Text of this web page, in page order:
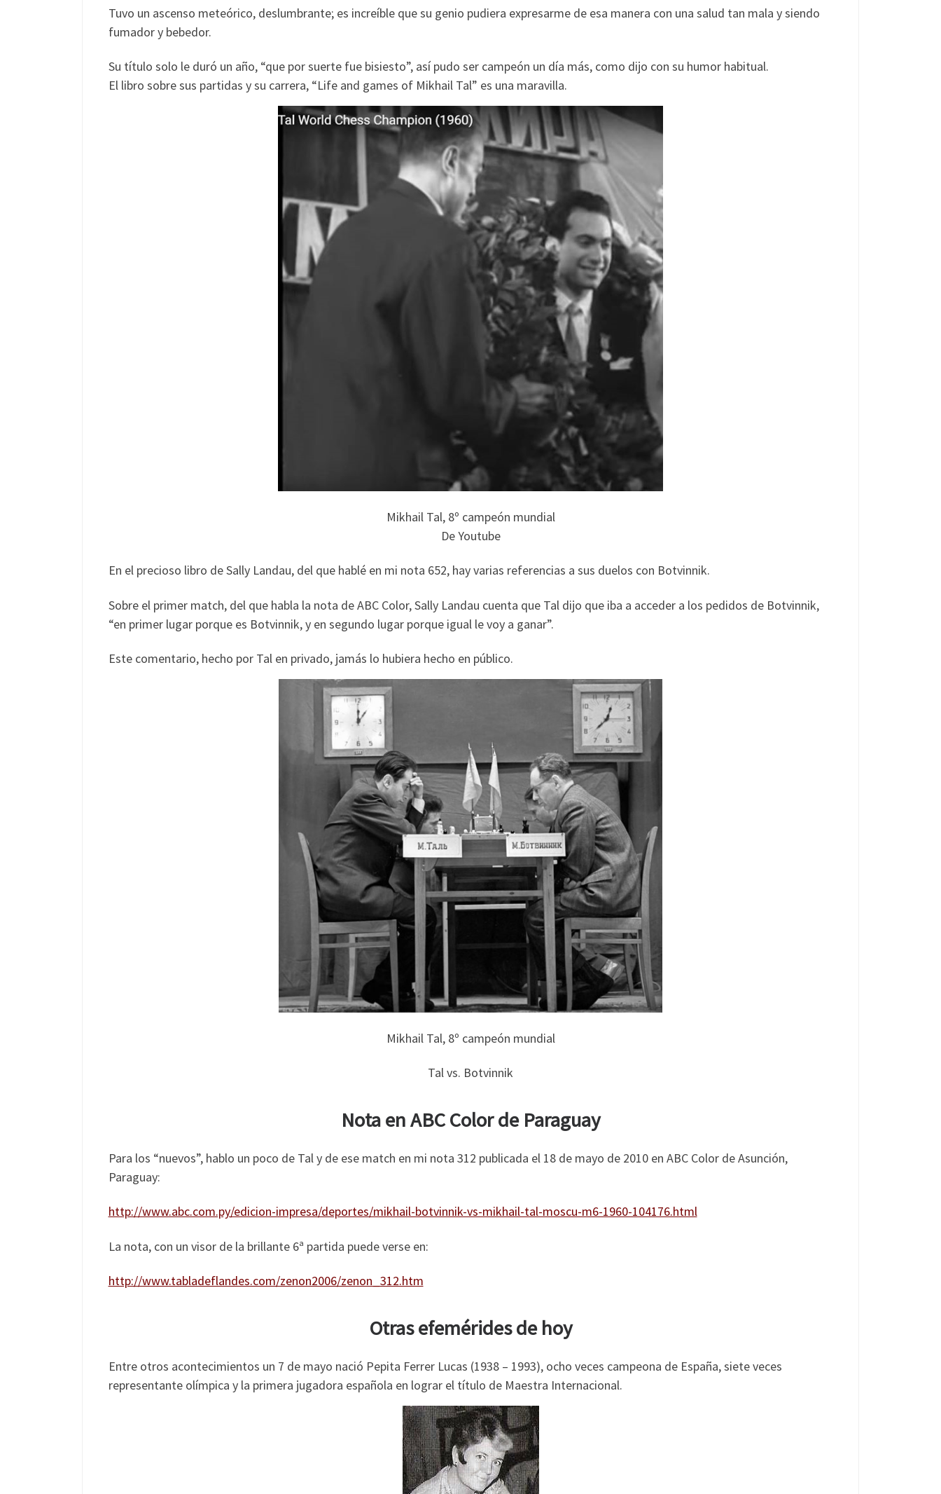
Tuvo un ascenso meteórico, deslumbrante; es increíble que su genio pudiera expresarme de esa manera con una salud tan mala y siendo
fumador y bebedor.
Su título solo le duró un año, “que por suerte fue bisiesto”, así pudo ser campeón un día más, como dijo con su humor habitual.
El libro sobre sus partidas y su carrera, “Life and games of Mikhail Tal” es una maravilla.
Mikhail Tal, 8º campeón mundial
De Youtube
En el precioso libro de Sally Landau, del que hablé en mi nota 652, hay varias referencias a sus duelos con Botvinnik.
Sobre el primer match, del que habla la nota de ABC Color, Sally Landau cuenta que Tal dijo que iba a acceder a los pedidos de Botvinnik,
“en primer lugar porque es Botvinnik, y en segundo lugar porque igual le voy a ganar”.
Este comentario, hecho por Tal en privado, jamás lo hubiera hecho en público.
Mikhail Tal, 8º campeón mundial
Tal vs. Botvinnik
Nota en ABC Color de Paraguay
Para los “nuevos”, hablo un poco de Tal y de ese match en mi nota 312 publicada el 18 de mayo de 2010 en ABC Color de Asunción,
Paraguay:
http://www.abc.com.py/edicion-impresa/deportes/mikhail-botvinnik-vs-mikhail-tal-moscu-m6-1960-104176.html
La nota, con un visor de la brillante 6ª partida puede verse en:
http://www.tabladeflandes.com/zenon2006/zenon_312.htm
Otras efemérides de hoy
Entre otros acontecimientos un 7 de mayo nació Pepita Ferrer Lucas (1938 – 1993), ocho veces campeona de España, siete veces
representante olímpica y la primera jugadora española en lograr el título de Maestra Internacional.